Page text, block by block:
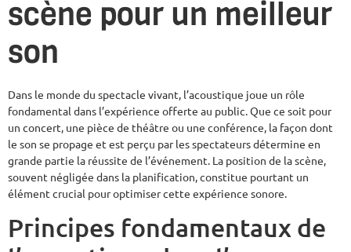
scène pour un meilleur
son
Dans le monde du spectacle vivant, l’acoustique joue un rôle
fondamental dans l’expérience offerte au public. Que ce soit pour
un concert, une pièce de théâtre ou une conférence, la façon dont
le son se propage et est perçu par les spectateurs détermine en
grande partie la réussite de l’événement. La position de la scène,
souvent négligée dans la planification, constitue pourtant un
élément crucial pour optimiser cette expérience sonore.
Principes fondamentaux de